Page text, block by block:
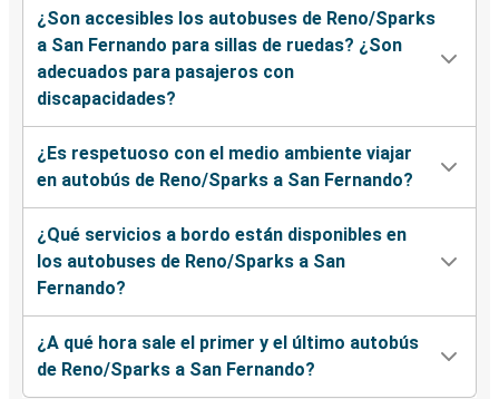
¿Son accesibles los autobuses de Reno/Sparks
a San Fernando para sillas de ruedas? ¿Son
adecuados para pasajeros con
discapacidades?
¿Es respetuoso con el medio ambiente viajar
en autobús de Reno/Sparks a San Fernando?
¿Qué servicios a bordo están disponibles en
los autobuses de Reno/Sparks a San
Fernando?
¿A qué hora sale el primer y el último autobús
de Reno/Sparks a San Fernando?